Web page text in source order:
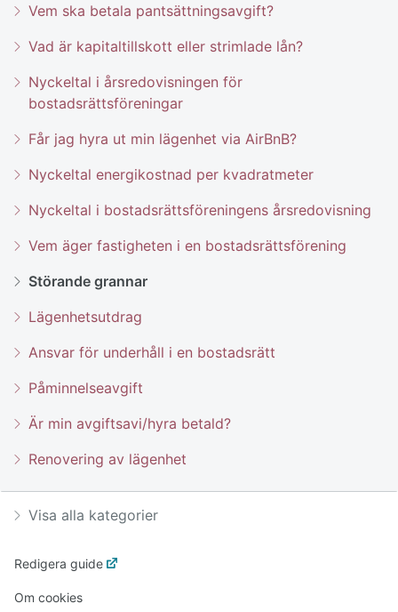
Vem ska betala pantsättningsavgift?
Vad är kapitaltillskott eller strimlade lån?
Nyckeltal i årsredovisningen för
bostadsrättsföreningar
Får jag hyra ut min lägenhet via AirBnB?
Nyckeltal energikostnad per kvadratmeter
Nyckeltal i bostadsrättsföreningens årsredovisning
Vem äger fastigheten i en bostadsrättsförening
Störande grannar
Lägenhetsutdrag
Ansvar för underhåll i en bostadsrätt
Påminnelseavgift
Är min avgiftsavi/hyra betald?
Renovering av lägenhet
Visa alla kategorier
Redigera guide
Om cookies